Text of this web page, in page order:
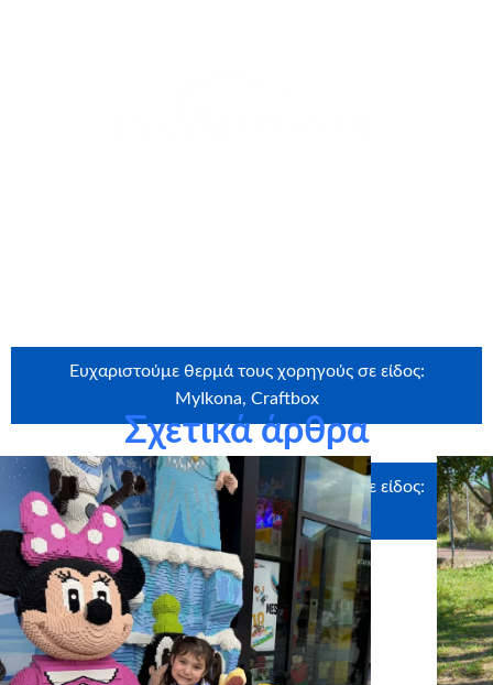
Ευχαριστούμε θερμά τους χορηγούς σε είδος:
MyIkona, Craftbox
Ευχαριστούμε θερμά τους χορηγούς σε είδος:
Uniglobe
Σχετικά άρθρα